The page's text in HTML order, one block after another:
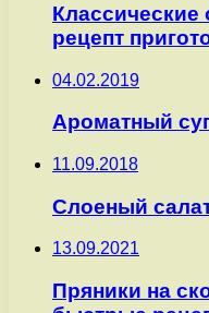
рецепт
04.02.2019
Ароматный
11.09.2018
Слоеный
13.09.2021
Пряники на